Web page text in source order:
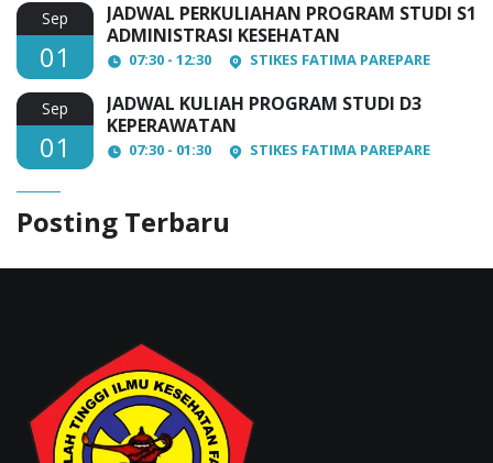
Sep
01
JADWAL PERKULIAHAN PROGRAM STUDI S1
ADMINISTRASI KESEHATAN
07:30 - 12:30 STIKES FATIMA PAREPARE
Sep
01
JADWAL KULIAH PROGRAM STUDI D3
KEPERAWATAN
07:30 - 01:30 STIKES FATIMA PAREPARE
Posting Terbaru